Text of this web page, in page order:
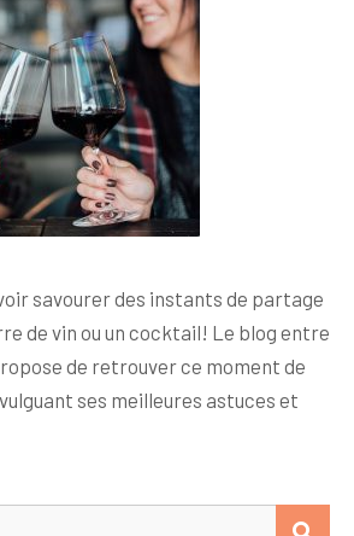
savourer des instants de partage
de vin ou un cocktail! Le blog entre
de retrouver ce moment de
ses meilleures astuces et